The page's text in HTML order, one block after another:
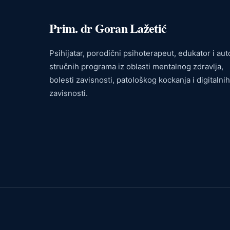
Prim. dr Goran Lažetić
Psihijatar, porodični psihoterapeut, edukator i
stručnih programa iz oblasti mentalnog zdravlja,
bolesti zavisnosti, patološkog kockanja i digitalnih
zavisnosti.